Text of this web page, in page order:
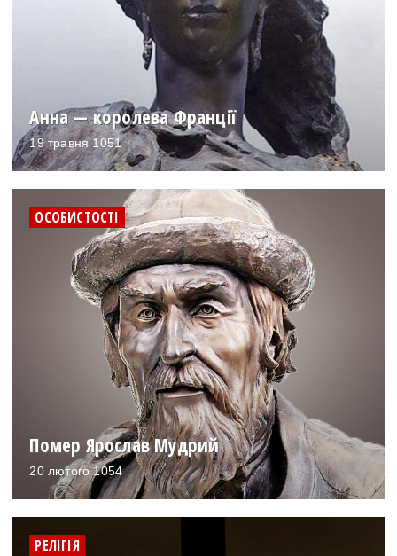
Анна — королева Франції
19 травня 1051
ОСОБИСТОСТІ
Помер Ярослав Мудрий
20 лютого 1054
РЕЛІГІЯ